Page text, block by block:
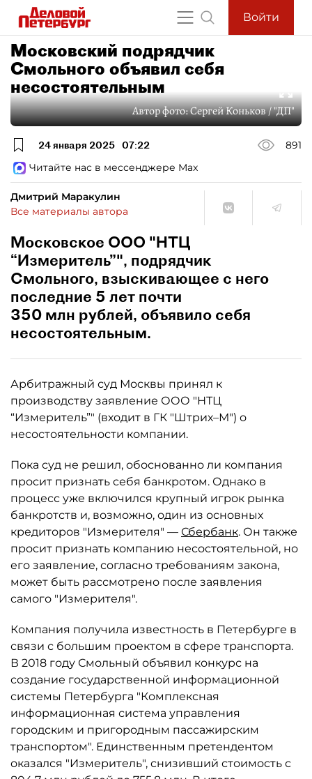
Войти
Московский подрядчик
Смольного объявил себя
несостоятельным
Автор фото:Сергей Коньков / "ДП"
24 января 2025 07:22
891
Читайте нас в мессенджере Max
Дмитрий Маракулин
Все материалы автора
Московское ООО "НТЦ
“Измеритель”", подрядчик
Смольного, взыскивающее с него
последние 5 лет почти
350 млн рублей, объявило себя
несостоятельным.
Арбитражный суд Москвы принял к
производству заявление ООО "НТЦ
“Измеритель”" (входит в ГК "Штрих–М") о
несостоятельности компании.
Пока суд не решил, обоснованно ли компания
просит признать себя банкротом. Однако в
процесс уже включился крупный игрок рынка
банкротств и, возможно, один из основных
кредиторов "Измерителя" — Сбербанк. Он также
просит признать компанию несостоятельной, но
его заявление, согласно требованиям закона,
может быть рассмотрено после заявления
самого "Измерителя".
Компания получила известность в Петербурге в
связи с большим проектом в сфере транспорта.
В 2018 году Смольный объявил конкурс на
создание государственной информационной
системы Петербурга "Комплексная
информационная система управления
городским и пригородным пассажирским
транспортом". Единственным претендентом
оказался "Измеритель", снизивший стоимость с